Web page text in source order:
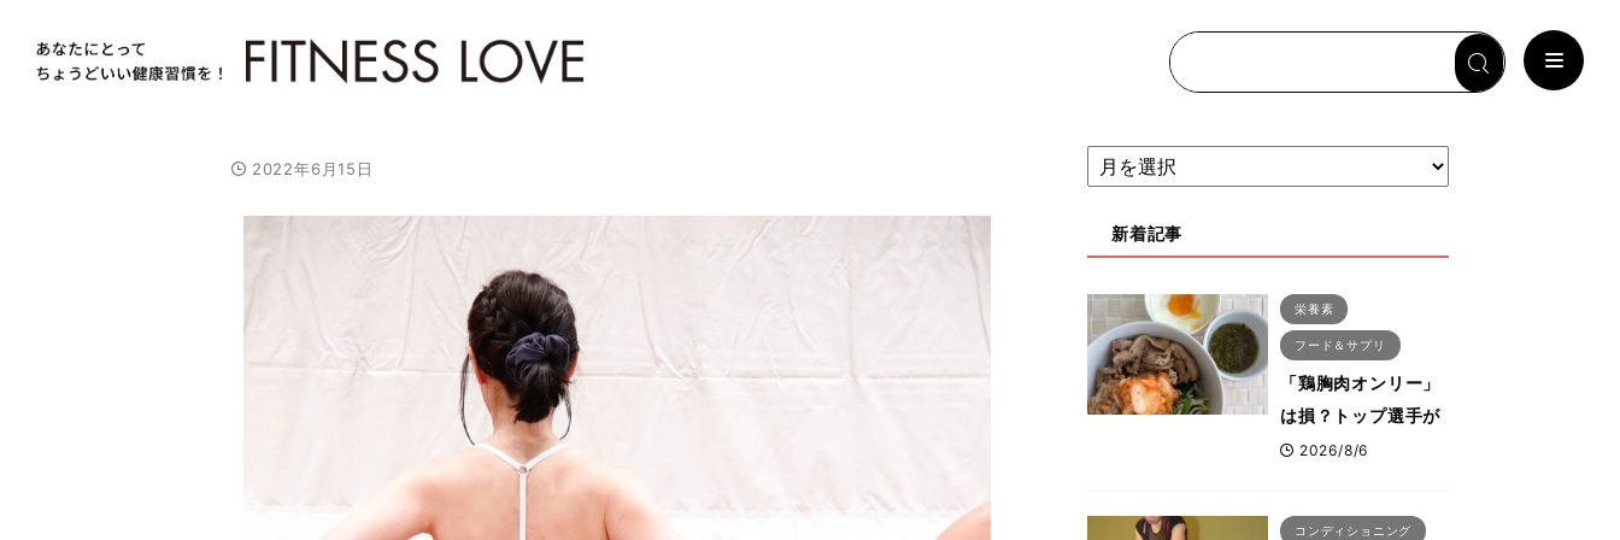
2022年6月15日
新着記事
栄養素
フード＆サプリ
「鶏胸肉オンリー」
は損？トップ選手が
実践する疲労を残さ
活コンボ
2026/8/6
コンディショニング